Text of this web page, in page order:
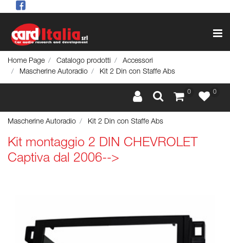
Home Page Catalogo prodotti
Accessori
Mascherine Autoradio
Kit 2 Din con Staffe Abs
0 0
Mascherine Autoradio Kit 2 Din con Staffe Abs
Kit montaggio 2 DIN CHEVROLET
Captiva dal 2006-->